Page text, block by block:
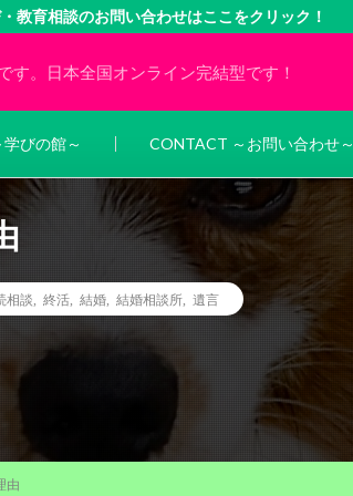
教育相談のお問い合わせはここをクリック！
。日本全国オンライン完結型です！
びの館～ CONTACT ～お問い合わせ～
相談 終活, 結婚, 結婚相談所, 遺言
由